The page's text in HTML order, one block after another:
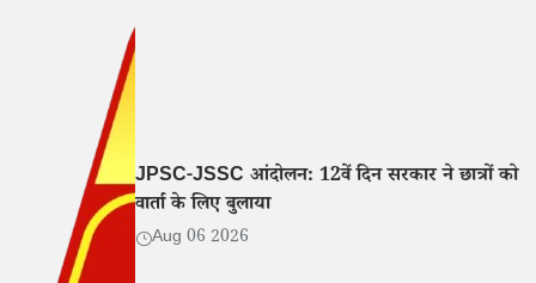
JPSC-JSSC आंदोलन: 12वें दिन सरकार ने छात्रों को
वार्ता के लिए बुलाया
Aug 06 2026